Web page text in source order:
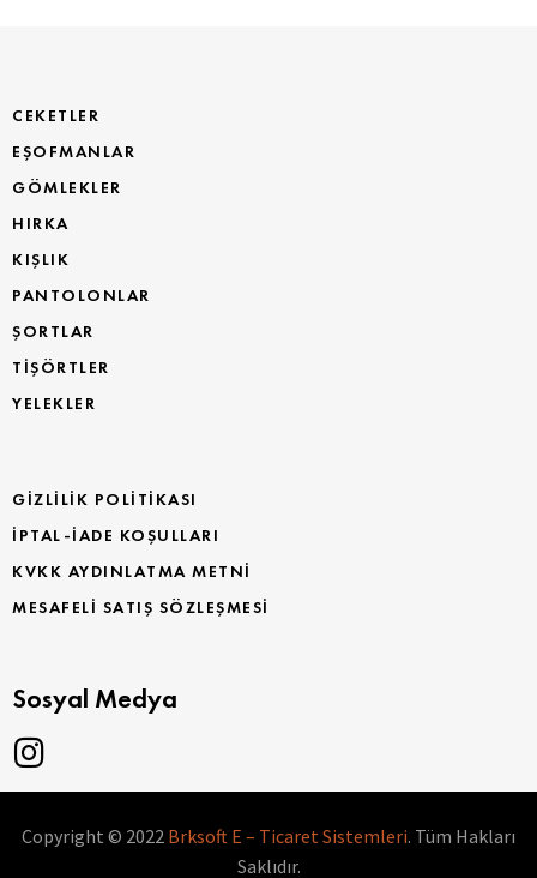
CEKETLER
EŞOFMANLAR
GÖMLEKLER
HIRKA
KIŞLIK
PANTOLONLAR
ŞORTLAR
TİŞÖRTLER
YELEKLER
GIZLILIK POLITIKASI
İPTAL-İADE KOŞULLARI
KVKK AYDINLATMA METNI
MESAFELI SATIŞ SÖZLEŞMESI
Sosyal Medya
Copyright © 2022 Brksoft E – Ticaret Sistemleri. Tüm Hakları
Saklıdır.